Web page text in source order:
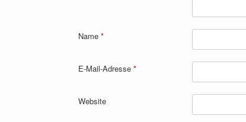
Name *
E-Mail-Adresse *
Website